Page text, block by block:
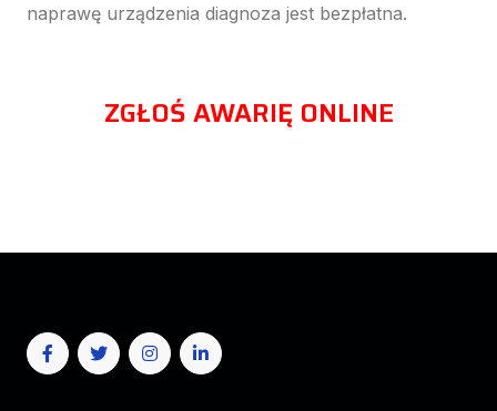
naprawę urządzenia diagnoza jest bezpłatna.
ZGŁOŚ AWARIĘ ONLINE